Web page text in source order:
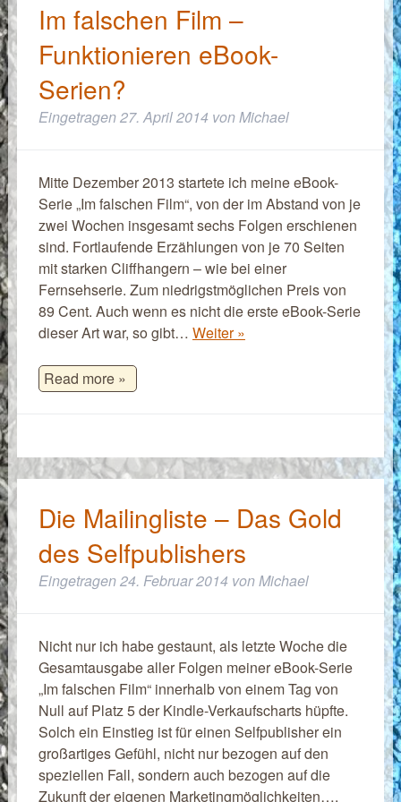
Im falschen Film –
Funktionieren eBook-
Serien?
Eingetragen27. April 2014 vonMichael
Mitte Dezember 2013 startete ich meine eBook-
Serie „Im falschen Film“, von der im Abstand von je
zwei Wochen insgesamt sechs Folgen erschienen
sind. Fortlaufende Erzählungen von je 70 Seiten
mit starken Cliffhangern – wie bei einer
Fernsehserie. Zum niedrigstmöglichen Preis von
89 Cent. Auch wenn es nicht die erste eBook-Serie
dieser Art war, so gibt… Weiter »
Read more »
Die Mailingliste – Das Gold
des Selfpublishers
Eingetragen24. Februar 2014 vonMichael
Nicht nur ich habe gestaunt, als letzte Woche die
Gesamtausgabe aller Folgen meiner eBook-Serie
„Im falschen Film“ innerhalb von einem Tag von
Null auf Platz 5 der Kindle-Verkaufscharts hüpfte.
Solch ein Einstieg ist für einen Selfpublisher ein
großartiges Gefühl, nicht nur bezogen auf den
speziellen Fall, sondern auch bezogen auf die
Zukunft der eigenen Marketingmöglichkeiten….